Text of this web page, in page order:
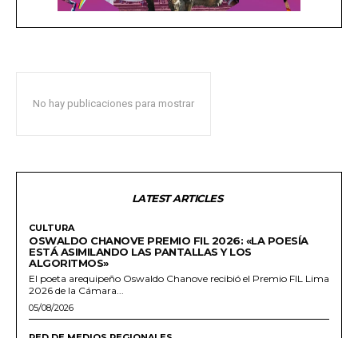
No hay publicaciones para mostrar
LATEST ARTICLES
CULTURA
OSWALDO CHANOVE PREMIO FIL 2026: «LA POESÍA
ESTÁ ASIMILANDO LAS PANTALLAS Y LOS
ALGORITMOS»
El poeta arequipeño Oswaldo Chanove recibió el Premio FIL Lima
2026 de la Cámara...
05/08/2026